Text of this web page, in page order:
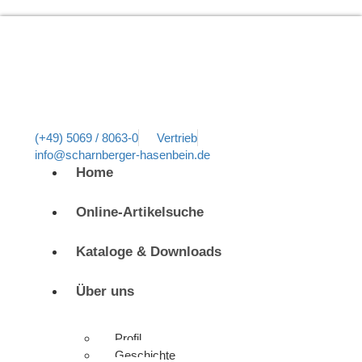
(+49) 5069 / 8063-0
Vertrieb
info@scharnberger-hasenbein.de
Home
Online-Artikelsuche
Kataloge & Downloads
Über uns
Profil
Geschichte